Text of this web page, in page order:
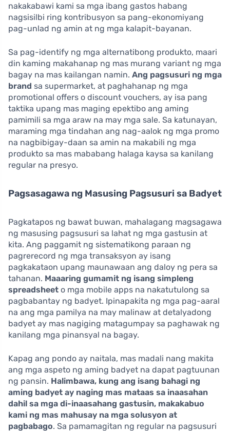
nakakabawi kami sa mga ibang gastos habang
nagsisilbi ring kontribusyon sa pang-ekonomiyang
pag-unlad ng amin at ng mga kalapit-bayanan.
Sa pag-identify ng mga alternatibong produkto, maari
din kaming makahanap ng mas murang variant ng mga
bagay na mas kailangan namin. Ang pagsusuri ng mga
brand sa supermarket, at paghahanap ng mga
promotional offers o discount vouchers, ay isa pang
taktika upang mas maging epektibo ang aming
pamimili sa mga araw na may mga sale. Sa katunayan,
maraming mga tindahan ang nag-aalok ng mga promo
na nagbibigay-daan sa amin na makabili ng mga
produkto sa mas mababang halaga kaysa sa kanilang
regular na presyo.
Pagsasagawa ng Masusing Pagsusuri sa Badyet
Pagkatapos ng bawat buwan, mahalagang magsagawa
ng masusing pagsusuri sa lahat ng mga gastusin at
kita. Ang paggamit ng sistematikong paraan ng
pagrerecord ng mga transaksyon ay isang
pagkakataon upang maunawaan ang daloy ng pera sa
tahanan. Maaaring gumamit ng isang simpleng
spreadsheet o mga mobile apps na nakatutulong sa
pagbabantay ng badyet. Ipinapakita ng mga pag-aaral
na ang mga pamilya na may malinaw at detalyadong
badyet ay mas nagiging matagumpay sa paghawak ng
kanilang mga pinansyal na bagay.
Kapag ang pondo ay naitala, mas madali nang makita
ang mga aspeto ng aming badyet na dapat pagtuunan
ng pansin. Halimbawa, kung ang isang bahagi ng
aming badyet ay naging mas mataas sa inaasahan
dahil sa mga di-inaasahang gastusin, makakabuo
kami ng mas mahusay na mga solusyon at
pagbabago. Sa pamamagitan ng regular na pagsusuri